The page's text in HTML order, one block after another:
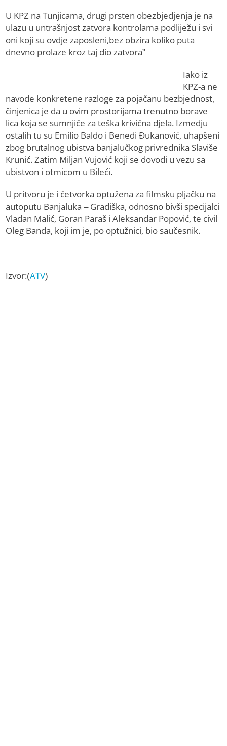
U KPZ na Tunjicama, drugi prsten obezbjedjenja je na
ulazu u untrašnjost zatvora kontrolama podliježu i svi
oni koji su ovdje zaposleni,bez obzira koliko puta
dnevno prolaze kroz taj dio zatvora”
Iako iz
KPZ-a ne
navode konkretene razloge za pojačanu bezbjednost,
činjenica je da u ovim prostorijama trenutno borave
lica koja se sumnjiče za teška krivična djela. Izmedju
ostalih tu su Emilio Baldo i Benedi Đukanović, uhapšeni
zbog brutalnog ubistva banjalučkog privrednika Slaviše
Krunić. Zatim Miljan Vujović koji se dovodi u vezu sa
ubistvon i otmicom u Bileći.
U pritvoru je i četvorka optužena za filmsku pljačku na
autoputu Banjaluka – Gradiška, odnosno bivši specijalci
Vladan Malić, Goran Paraš i Aleksandar Popović, te civil
Oleg Banda, koji im je, po optužnici, bio saučesnik.
Izvor:(ATV)